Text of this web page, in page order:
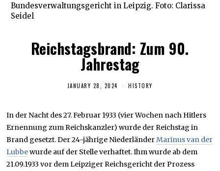
Bundesverwaltungsgericht in Leipzig. Foto: Clarissa
Seidel
Reichstagsbrand: Zum 90.
Jahrestag
JANUARY 28, 2024
6
2
0
2
4
HISTORY
In der Nacht des 27. Februar 1933 (vier Wochen nach Hitlers
Ernennung zum Reichskanzler) wurde der Reichstag in
Brand gesetzt. Der 24-jährige NiederländerMarinus van der
Lubbewurde auf der Stelle verhaftet. Ihm wurde ab dem
21.09.1933 vor dem Leipziger Reichsgericht der Prozess